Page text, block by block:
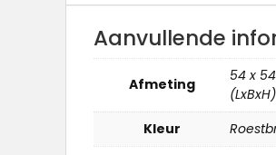
Aanvullende
Afmeting
54 x
(LxBxH)
Kleur